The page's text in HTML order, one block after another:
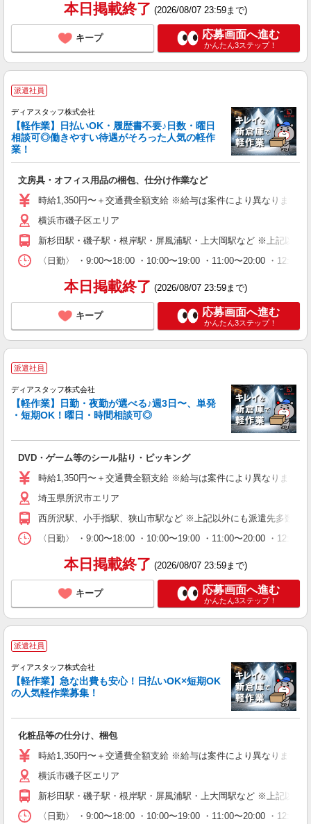
本日掲載終了 (2026/08/07 23:59まで)
キープ 応募画面へ進む
かんたん3ステップ！
派遣社員
ディアスタッフ株式会社
【軽作業】日払いOK・履歴書不要♪日数・曜日
相談可◎働きやすい待遇がそろった人気の軽作
業！
文房具・オフィス用品の梱包、仕分け作業など
時給1,350円〜＋交通費全額支給 ※給与は案件により異なります(
横浜市磯子区エリア
新杉田駅・磯子駅・根岸駅・屏風浦駅・上大岡駅など ※上記以外
〈日勤〉 ・9:00〜18:00 ・10:00〜19:00 ・11:00〜20:00 ・
本日掲載終了 (2026/08/07 23:59まで)
キープ 応募画面へ進む
かんたん3ステップ！
派遣社員
ディアスタッフ株式会社
【軽作業】日勤・夜勤が選べる♪週3日〜、単発
・短期OK！曜日・時間相談可◎
DVD・ゲーム等のシール貼り・ピッキング
時給1,350円〜＋交通費全額支給 ※給与は案件により異なります(
埼玉県所沢市エリア
西所沢駅、小手指駅、狭山市駅など ※上記以外にも派遣先多数（
〈日勤〉 ・9:00〜18:00 ・10:00〜19:00 ・11:00〜20:00 ・
本日掲載終了 (2026/08/07 23:59まで)
キープ 応募画面へ進む
かんたん3ステップ！
派遣社員
ディアスタッフ株式会社
【軽作業】急な出費も安心！日払いOK×短期OK
の人気軽作業募集！
化粧品等の仕分け、梱包
時給1,350円〜＋交通費全額支給 ※給与は案件により異なります(
横浜市磯子区エリア
新杉田駅・磯子駅・根岸駅・屏風浦駅・上大岡駅など ※上記以外
〈日勤〉 ・9:00〜18:00 ・10:00〜19:00 ・11:00〜20:00 ・